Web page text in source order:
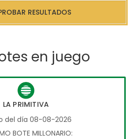
RESULTADOS
en juego
LA PRIMITIVA
del día 08-08-2026
BOTE MILLONARIO: